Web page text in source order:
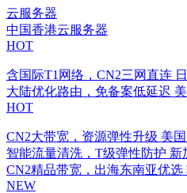
云服务器
中国香港云服务器
HOT
含国际T1网络，CN2三网直连
大陆优化路由，免备案低延迟
HOT
CN2大带宽，资源弹性升级 美
智能流量清洗，T级弹性防护 新
CN2精品带宽，出海东南亚优选
NEW